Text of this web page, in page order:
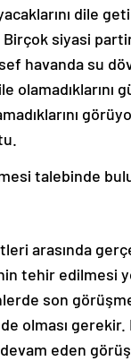
dile
Birçok siyasi
havanda su
olamadıklarını
talebinde
arasında
tehir edilmesi
son
olması
devam eden